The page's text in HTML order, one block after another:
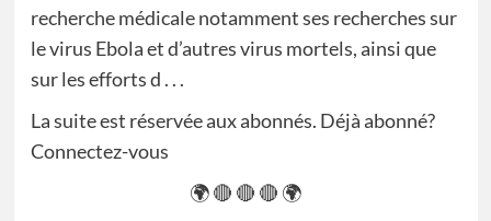
recherche médicale notamment ses recherches sur
le virus Ebola et d’autres virus mortels, ainsi que
sur les efforts d . . .
La suite est réservée aux abonnés. Déjà abonné?
Connectez-vous
🌍 🔴 🔴 🔴 🌍